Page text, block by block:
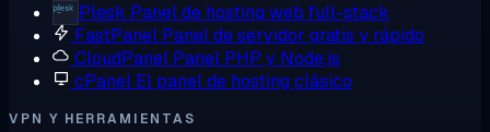
Plesk Panel de hosting web full-stack
FastPanel Panel de servidor gratis y rápido
CloudPanel Panel PHP y Node.js
cPanel El panel de hosting clásico
VPN Y HERRAMIENTAS